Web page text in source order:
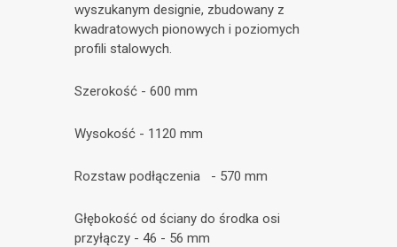
wyszukanym designie, zbudowany z
kwadratowych pionowych i poziomych
profili stalowych.
Szerokość - 600 mm
Wysokość - 1120 mm
Rozstaw podłączenia - 570 mm
Głębokość od ściany do środka osi
przyłączy - 46 - 56 mm